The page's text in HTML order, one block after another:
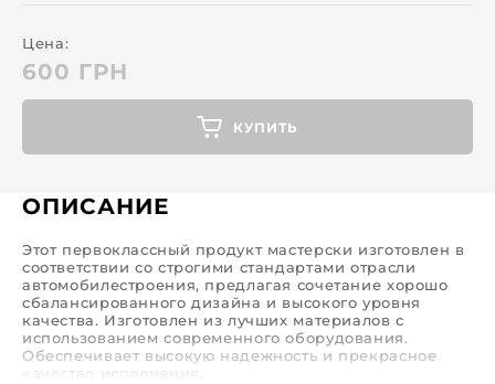
Цена:
600 ГРН
КУПИТЬ
ОПИСАНИЕ
Этот первоклассный продукт мастерски изготовлен в
соответствии со строгими стандартами отрасли
автомобилестроения, предлагая сочетание хорошо
сбалансированного дизайна и высокого уровня
качества. Изготовлен из лучших материалов с
использованием современного оборудования.
Обеспечивает высокую надежность и прекрасное
качество исполнения.